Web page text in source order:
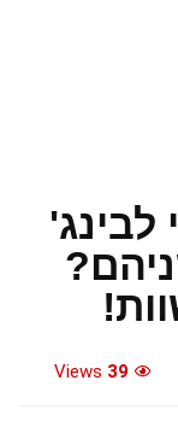
39